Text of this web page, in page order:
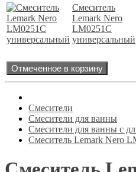
Смеситель
Lemark Nero
LM0251C
универсальный
Отмеченное в корзину
Смесители
Смесители для ванны
Смесители для ванны с
Смеситель Lemark Nero